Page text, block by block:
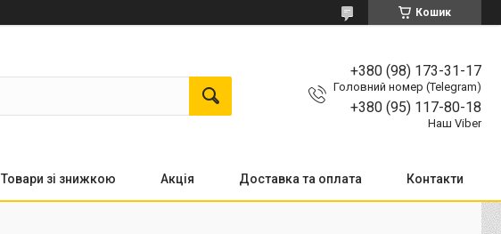
Кошик
+380 (98) 173-31-17
Головний номер (Telegram)
+380 (95) 117-80-18
Наш Viber
Товари зі знижкою Акція Доставка та оплата Контакти